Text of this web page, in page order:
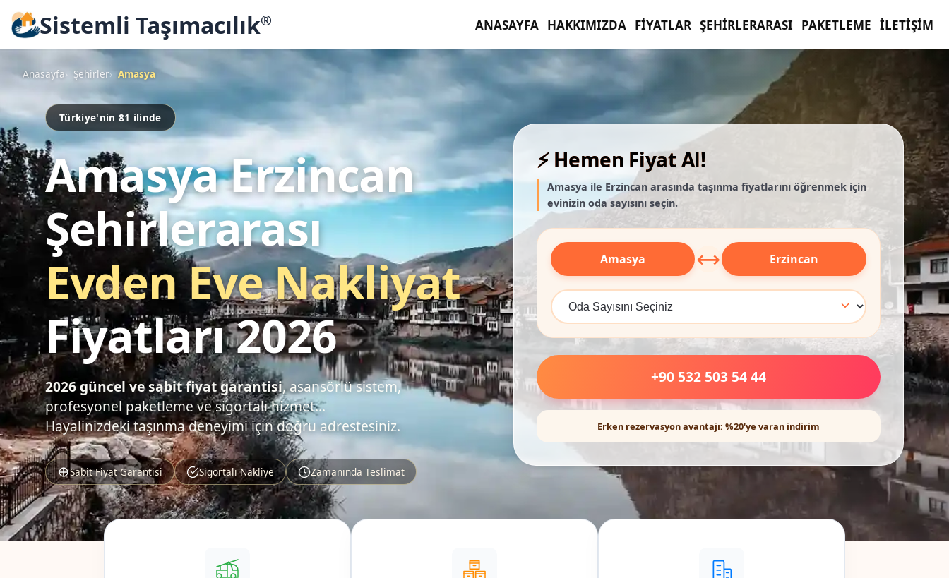
Sistemli Taşımacılık® ANASAYFA HAKKIMIZDA FIYATLAR ŞEHIRLERARASI PAKETLEME İLETIŞIM
Anasayfa Şehirler Amasya
Türkiye'nin 81 ilinde
Amasya Erzincan
Şehirlerarası
Evden Eve Nakliyat
Fiyatları 2026
2026 güncel ve sabit fiyat garantisi, asansörlü sistem,
profesyonel paketleme ve sigortalı hizmet...
Hayalinizdeki taşınma deneyimi için doğru adrestesiniz.
Sabit Fiyat Garantisi Sigortalı Nakliye Zamanında Teslimat
⚡ Hemen Fiyat Al!
Amasya ile Erzincan arasında taşınma fiyatlarını öğrenmek için
evinizin oda sayısını seçin.
Amasya ⟷ Erzincan
+90 532 503 54 44
Erken rezervasyon avantajı: %20'ye varan indirim